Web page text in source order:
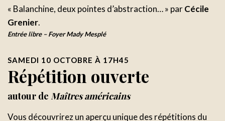
« Balanchine, deux pointes d’abstraction… » parCécile
Grenier.
Entrée libre – Foyer Mady Mesplé
SAMEDI 10 OCTOBRE À 17H45
Répétition ouverte
autour de Maîtres américains
Vous découvrirez un aperçu unique des répétitions du